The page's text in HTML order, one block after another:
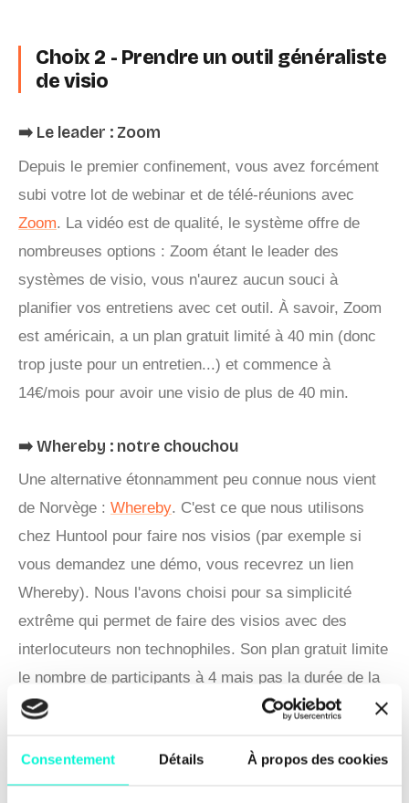
Consentement Détails À propos des cookies
Choix 2 - Prendre un outil généraliste
de visio
➡️ Le leader : Zoom
Depuis le premier confinement, vous avez forcément
subi votre lot de webinar et de télé-réunions avec
Zoom. La vidéo est de qualité, le système offre de
nombreuses options : Zoom étant le leader des
systèmes de visio, vous n'aurez aucun souci à
planifier vos entretiens avec cet outil. À savoir, Zoom
est américain, a un plan gratuit limité à 40 min (donc
trop juste pour un entretien...) et commence à
14€/mois pour avoir une visio de plus de 40 min.
➡️ Whereby : notre chouchou
Une alternative étonnamment peu connue nous vient
de Norvège : Whereby. C'est ce que nous utilisons
chez Huntool pour faire nos visios (par exemple si
vous demandez une démo, vous recevrez un lien
Whereby). Nous l'avons choisi pour sa simplicité
extrême qui permet de faire des visios avec des
interlocuteurs non technophiles. Son plan gratuit limite
le nombre de participants à 4 mais pas la durée de la
visio : vous pouvez tout à fait commencer à faire vos
commence à 14€/mois, vous donne plus d'options
comme le fait d'avoir plus de participants et de pouvoir